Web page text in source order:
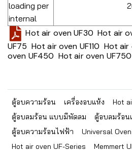
loading per
internal
Hot air oven UF30 Hot air
UF75 Hot air oven UF110 Hot air
oven UF450 Hot air oven UF750
ตู้อบความร้อน เครื่องอบแห้ง Hot
ตู้อบลมร้อน แบบมีพัดลม
ตู้อบลมร้อ
ตู้อบความร้อนไฟฟ้า
Universal Oven
Hot air oven UF-Series
Memmert